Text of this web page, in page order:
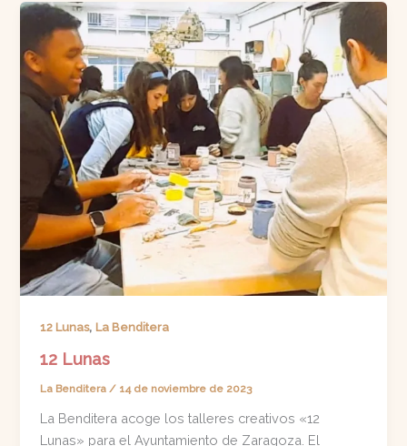
12 Lunas, La Benditera
12 Lunas
La Benditera/ 14 de noviembre de 2023
La Benditera acoge los talleres creativos «12
Lunas» para el Ayuntamiento de Zaragoza. El